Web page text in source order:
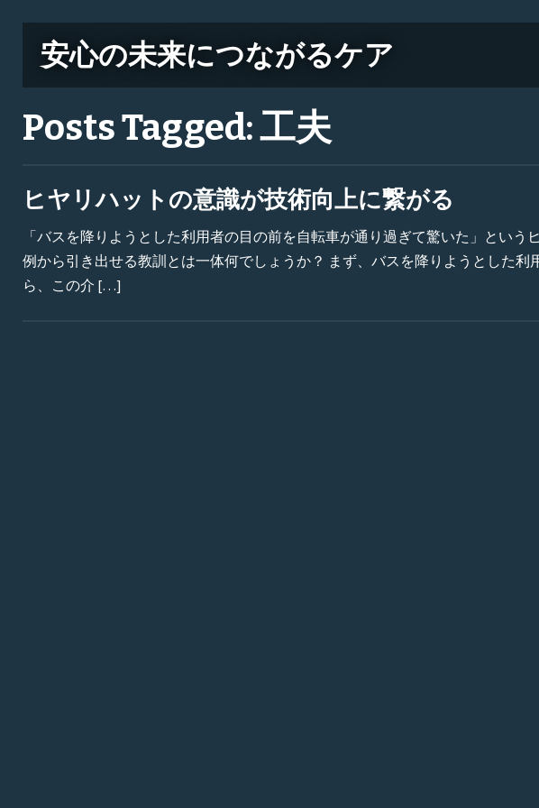
安心の未来につながるケア
Posts Tagged:工夫
ヒヤリハットの意識が技術向上に繋がる
「バスを降りようとした利用者の目の前を自転車が通り過ぎて驚いた」という
例から引き出せる教訓とは一体何でしょうか？ まず、バスを降りようとした
ら、この介 […]